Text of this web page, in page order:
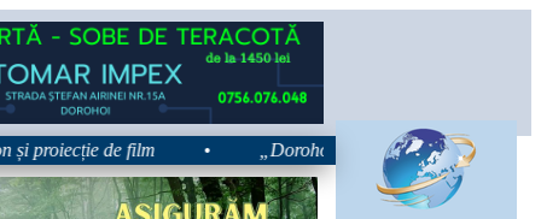
de film „Dorohoiul, în Sărbătoare!” – trei zile